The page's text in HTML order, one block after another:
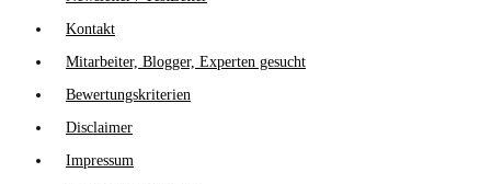
Kontakt
Mitarbeiter, Blogger, Experten gesucht
Bewertungskriterien
Disclaimer
Impressum